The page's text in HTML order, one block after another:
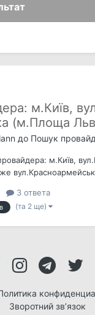
м.Київ,
(м.Площа
до Пошук
м.Київ,
же
есть шоб
3 ответа
(та 2 ще)
Зворотний зв’язок